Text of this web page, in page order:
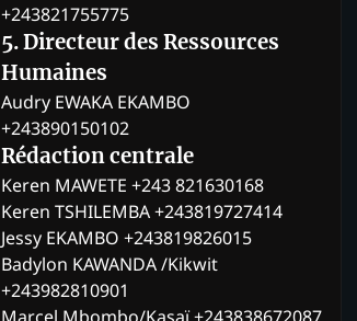
+243821755775
5. Directeur des Ressources
Humaines
Audry EWAKA EKAMBO
+243890150102
Rédaction centrale
Keren MAWETE +243 821630168
Keren TSHILEMBA +243819727414
Jessy EKAMBO +243819826015
Badylon KAWANDA /Kikwit
+243982810901
Marcel Mbombo/Kasaï +243838672087